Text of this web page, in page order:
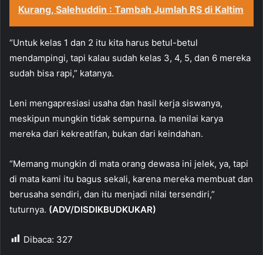
Kurang, Salehuddin : Tambah Jumlah RS di Kaltim
“Untuk kelas 1 dan 2 itu kita harus betul-betul
mendampingi, tapi kalau sudah kelas 3, 4, 5, dan 6 mereka
sudah bisa rapi,” katanya.
Leni mengapresiasi usaha dan hasil kerja siswanya,
meskipun mungkin tidak sempurna. Ia menilai karya
mereka dari kekreatifan, bukan dari keindahan.
“Memang mungkin di mata orang dewasa ini jelek, ya, tapi
di mata kami itu bagus sekali, karena mereka membuat dan
berusaha sendiri, dan itu menjadi nilai tersendiri,”
tuturnya. (ADV/DISDIKBUDKUKAR)
Dibaca: 327